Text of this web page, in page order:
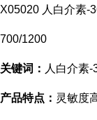
X05020 人白介素-
700/1200
关键词： 人白介素
产品特点： 灵敏度